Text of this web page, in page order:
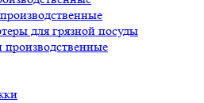
для грязной посуды